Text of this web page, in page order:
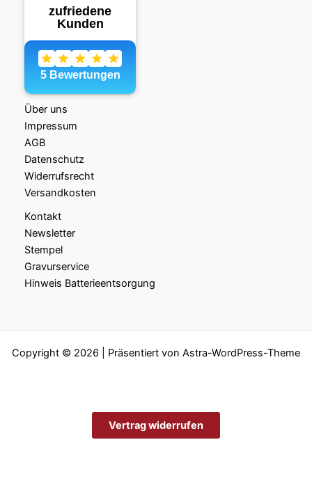
Über uns
Impressum
AGB
Datenschutz
Widerrufsrecht
Versandkosten
Kontakt
Newsletter
Stempel
Gravurservice
Hinweis Batterieentsorgung
Copyright © 2026 | Präsentiert von Astra-WordPress-Theme
Vertrag widerrufen